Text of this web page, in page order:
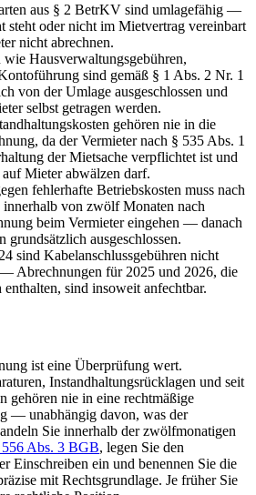
aus § 2 BetrKV sind umlagefähig —
steht oder nicht im Mietvertrag vereinbart
nicht abrechnen.
Hausverwaltungsgebühren,
sind gemäß § 1 Abs. 2 Nr. 1
von der Umlage ausgeschlossen und
selbst getragen werden.
gehören nie in die
da der Vermieter nach § 535 Abs. 1
der Mietsache verpflichtet ist und
Mieter abwälzen darf.
fehlerhafte Betriebskosten muss nach
von zwölf Monaten nach
beim Vermieter eingehen — danach
grundsätzlich ausgeschlossen.
sind Kabelanschlussgebühren nicht
Abrechnungen für 2025 und 2026, die
enthalten, sind insoweit anfechtbar.
ist eine Überprüfung wert.
Instandhaltungsrücklagen und seit
gehören nie in eine rechtmäßige
— unabhängig davon, was der
Sie innerhalb der zwölfmonatigen
556 Abs. 3 BGB, legen Sie den
Einschreiben ein und benennen Sie die
mit Rechtsgrundlage. Je früher Sie